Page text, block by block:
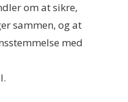
om at sikre,
sammen, og at
med